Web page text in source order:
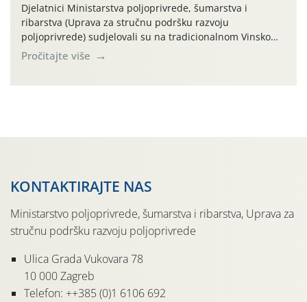
Djelatnici Ministarstva poljoprivrede, šumarstva i
ribarstva (Uprava za stručnu podršku razvoju
poljoprivrede) sudjelovali su na tradicionalnom Vinskom
forumu, održanom 24.07.2026. godine u Domu vinarske
tradicije u Putnikovićima na poluotoku Pelješcu, u
Pročitajte više
KONTAKTIRAJTE NAS
Ministarstvo poljoprivrede, šumarstva i ribarstva, Uprava za
stručnu podršku razvoju poljoprivrede
Ulica Grada Vukovara 78
10 000 Zagreb
Telefon: ++385 (0)1 6106 692